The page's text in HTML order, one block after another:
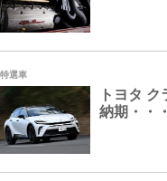
特選車
トヨタ
納期・・・